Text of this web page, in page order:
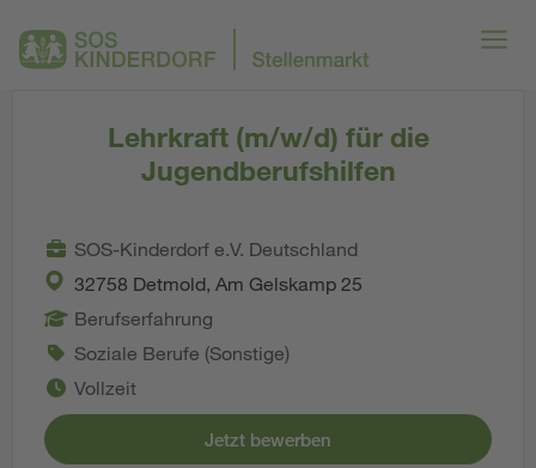
Lehrkraft (m/w/d) für die
Jugendberufshilfen
SOS-Kinderdorf e.V. Deutschland
32758 Detmold, Am Gelskamp 25
Berufserfahrung
Soziale Berufe (Sonstige)
Vollzeit
Jetzt bewerben